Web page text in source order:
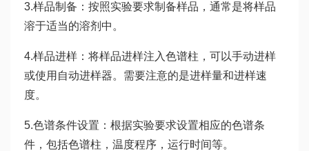
3.样品制备：按照实验要求制备样品，通常是将样品
溶于适当的溶剂中。
4.样品进样：将样品进样注入色谱柱，可以手动进样
或使用自动进样器。需要注意的是进样量和进样速
度。
5.色谱条件设置：根据实验要求设置相应的色谱条
件，包括色谱柱，温度程序，运行时间等。